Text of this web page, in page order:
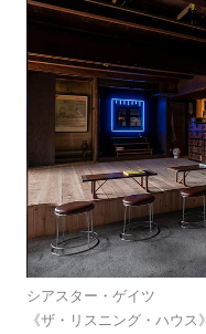
シアスター・ゲイツ
《ザ・リスニング・ハウス》